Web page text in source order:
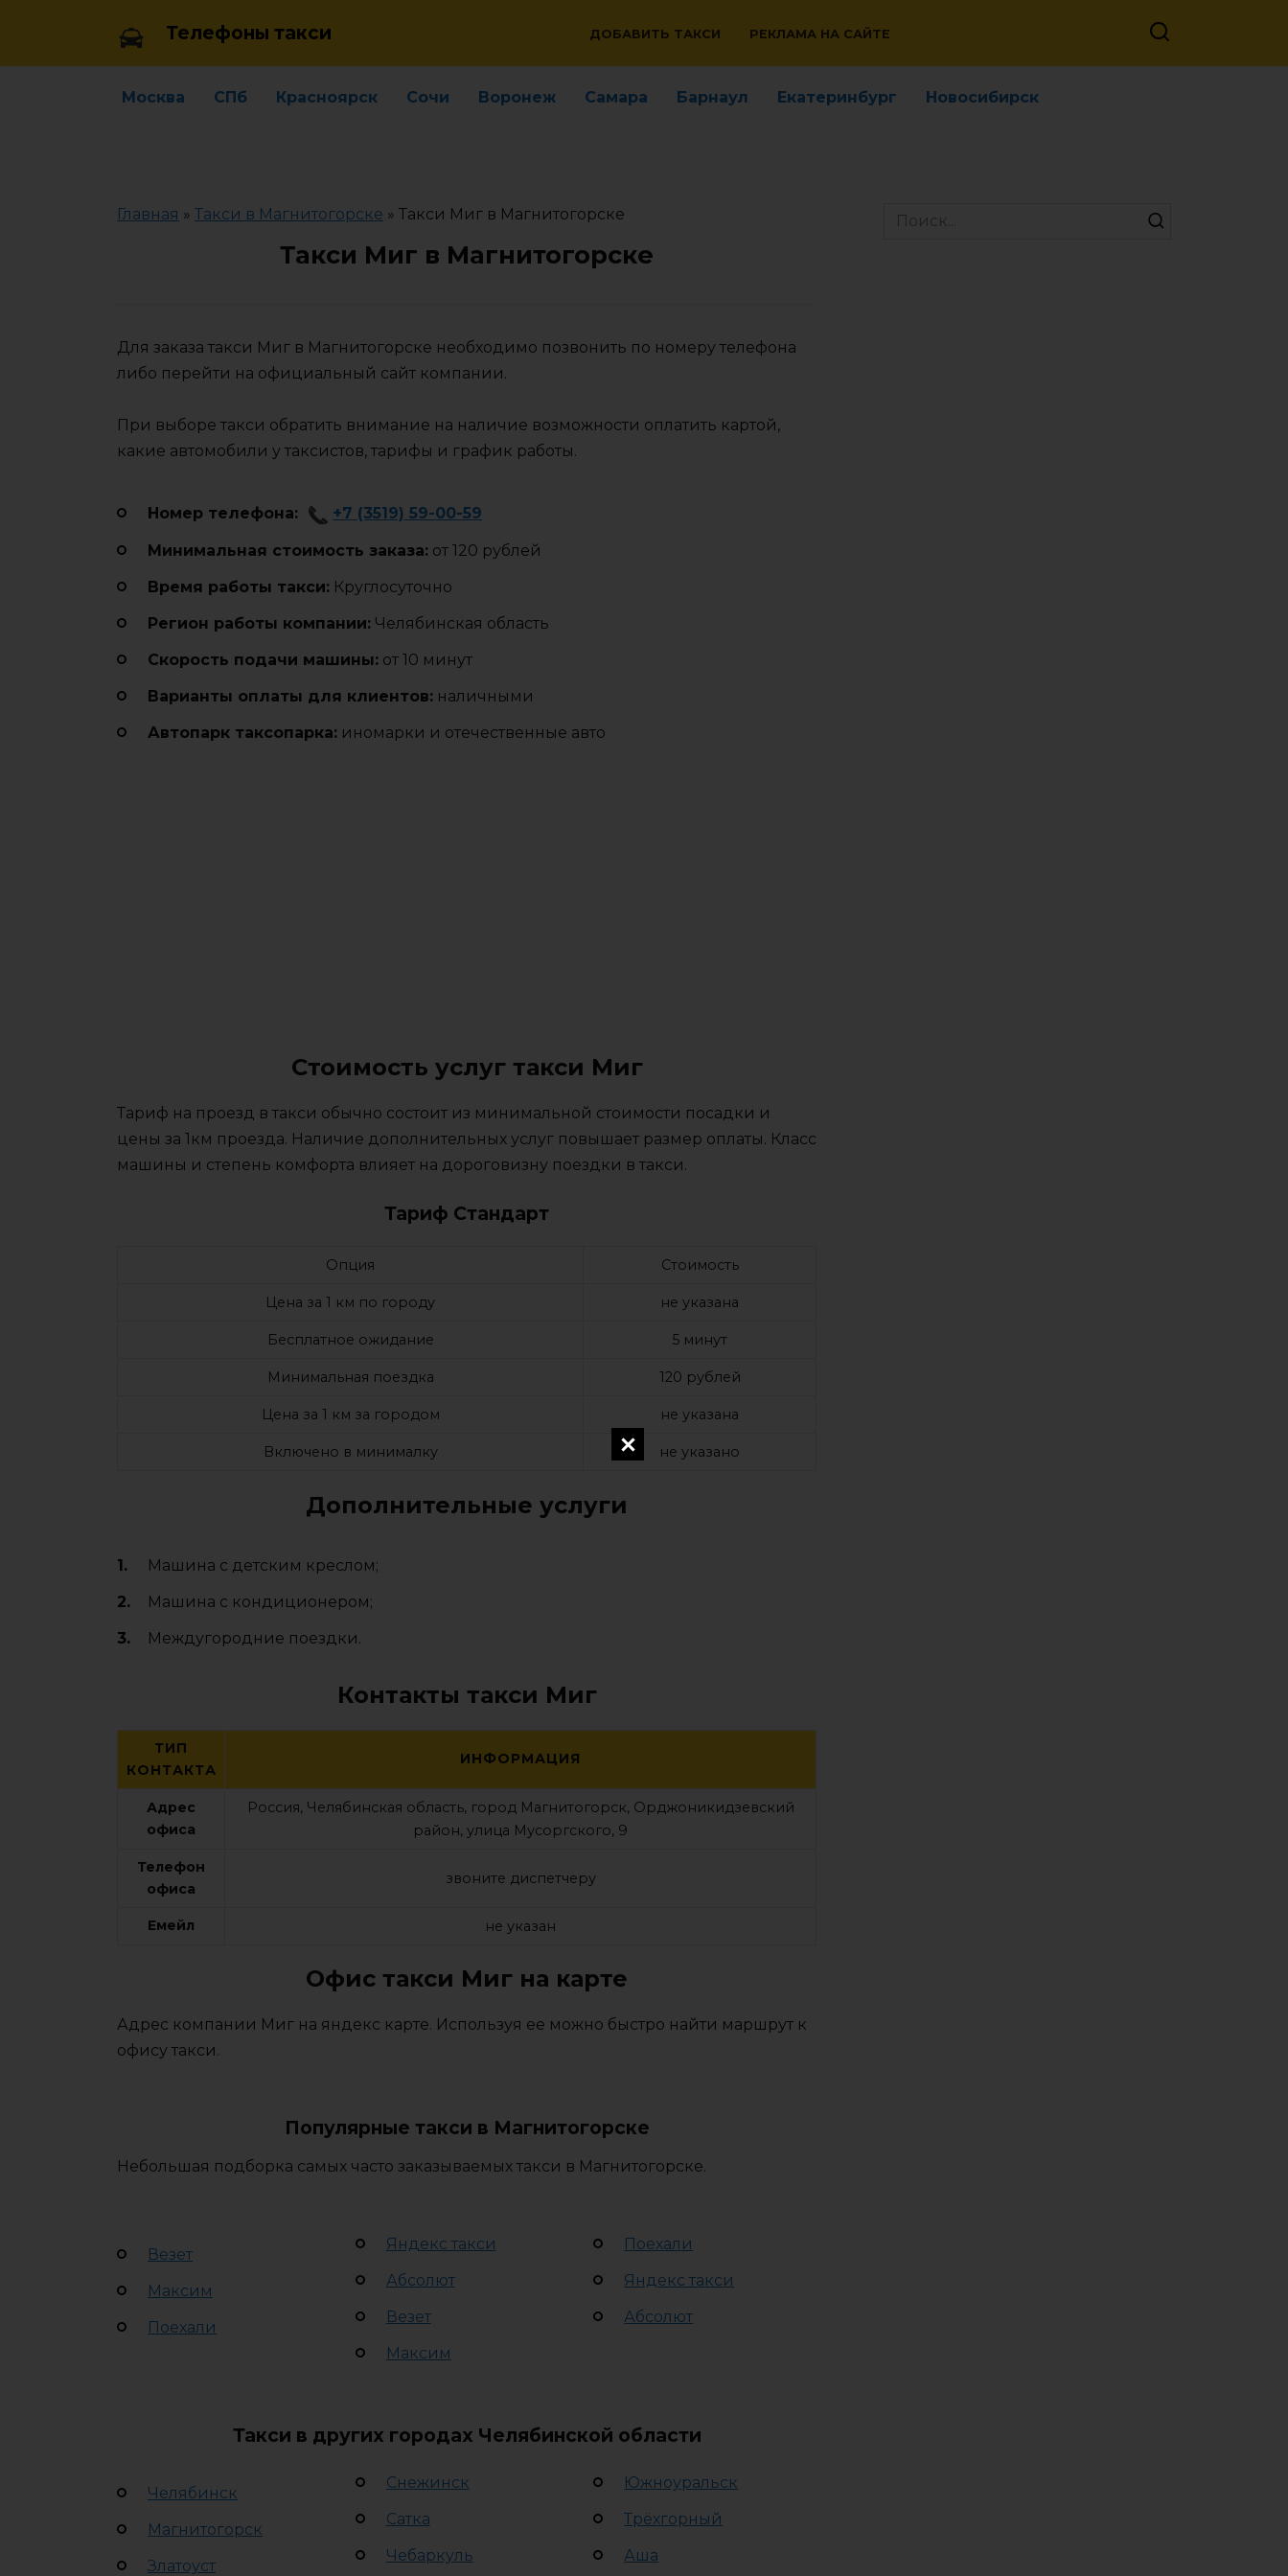
Телефоны такси ДОБАВИТЬ ТАКСИ РЕКЛАМА НА САЙТЕ
Москва СПб Красноярск Сочи Воронеж Самара Барнаул Екатеринбург Новосибирск
Главная » Такси в Магнитогорске » Такси Миг в Магнитогорске
Такси Миг в Магнитогорске
Для заказа такси Миг в Магнитогорске необходимо позвонить по номеру телефона
либо перейти на официальный сайт компании.
При выборе такси обратить внимание на наличие возможности оплатить картой,
какие автомобили у таксистов, тарифы и график работы.
Номер телефона: +7 (3519) 59-00-59
Минимальная стоимость заказа: от 120 рублей
Время работы такси: Круглосуточно
Регион работы компании: Челябинская область
Cкорость подачи машины: от 10 минут
Варианты оплаты для клиентов: наличными
Автопарк таксопарка: иномарки и отечественные авто
Стоимость услуг такси Миг
Тариф на проезд в такси обычно состоит из минимальной стоимости посадки и
цены за 1км проезда. Наличие дополнительных услуг повышает размер оплаты. Класс
машины и степень комфорта влияет на дороговизну поездки в такси.
Тариф Стандарт
Опция Стоимость
Цена за 1 км по городу не указана
Бесплатное ожидание 5 минут
Минимальная поездка 120 рублей
Цена за 1 км за городом не указана
Включено в минималку не указано
Дополнительные услуги
Машина с детским креслом;
Машина с кондиционером;
Междугородние поездки.
Контакты такси Миг
ТИП
КОНТАКТА
ИНФОРМАЦИЯ
Адрес
офиса
Россия, Челябинская область, город Магнитогорск, Орджоникидзевский
район, улица Мусоргского, 9
Телефон
офиса
звоните диспетчеру
Емейл не указан
Офис такси Миг на карте
Адрес компании Миг на яндекс карте. Используя ее можно быстро найти маршрут к
офису такси.
Популярные такси в Магнитогорске
Небольшая подборка самых часто заказываемых такси в Магнитогорске.
Везет
Максим
Поехали
Яндекс такси
Абсолют
Везет
Максим
Поехали
Яндекс такси
Абсолют
Такси в других городах Челябинской области
Челябинск
Магнитогорск
Златоуст
Снежинск
Сатка
Чебаркуль
Южноуральск
Трёхгорный
Аша
Search